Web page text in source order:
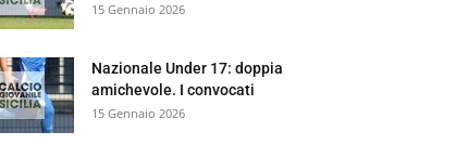
15 Gennaio 2026
Nazionale Under 17: doppia
amichevole. I convocati
15 Gennaio 2026